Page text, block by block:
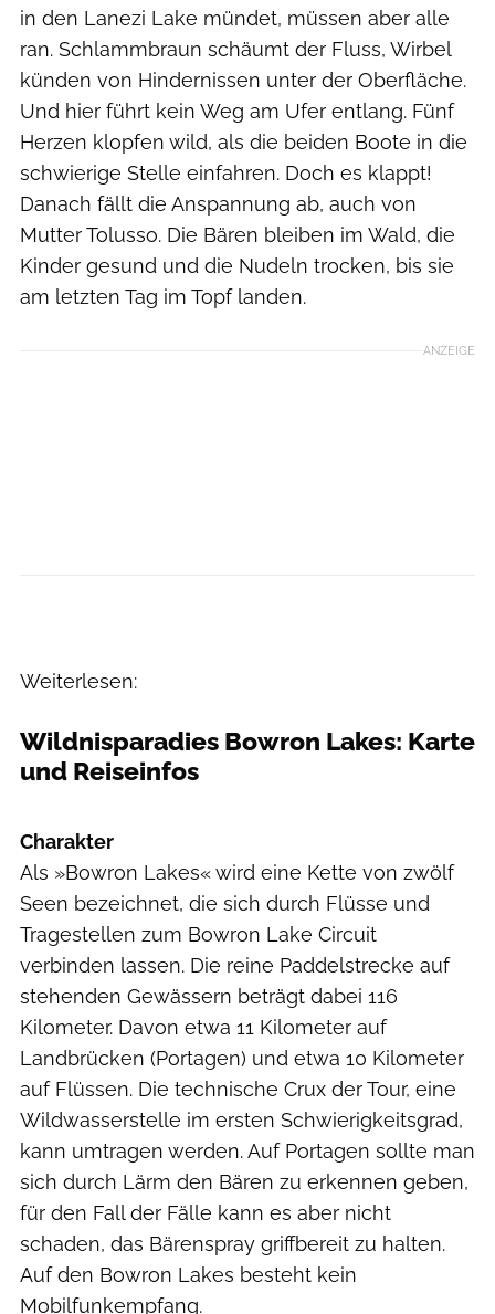
in den Lanezi Lake mündet, müssen aber alle
ran. Schlammbraun schäumt der Fluss, Wirbel
künden von Hindernissen unter der Oberfläche.
Und hier führt kein Weg am Ufer entlang. Fünf
Herzen klopfen wild, als die beiden Boote in die
schwierige Stelle einfahren. Doch es klappt!
Danach fällt die Anspannung ab, auch von
Mutter Tolusso. Die Bären bleiben im Wald, die
Kinder gesund und die Nudeln trocken, bis sie
am letzten Tag im Topf landen.
ANZEIGE
Weiterlesen:
Wildnisparadies Bowron Lakes: Karte
und Reiseinfos
Charakter
Als »Bowron Lakes« wird eine Kette von zwölf
Seen bezeichnet, die sich durch Flüsse und
Tragestellen zum Bowron Lake Circuit
verbinden lassen. Die reine Paddelstrecke auf
stehenden Gewässern beträgt dabei 116
Kilometer. Davon etwa 11 Kilometer auf
Landbrücken (Portagen) und etwa 10 Kilometer
auf Flüssen. Die technische Crux der Tour, eine
Wildwasserstelle im ersten Schwierigkeitsgrad,
kann umtragen werden. Auf Portagen sollte man
sich durch Lärm den Bären zu erkennen geben,
für den Fall der Fälle kann es aber nicht
schaden, das Bärenspray griffbereit zu halten.
Auf den Bowron Lakes besteht kein
Mobilfunkempfang.